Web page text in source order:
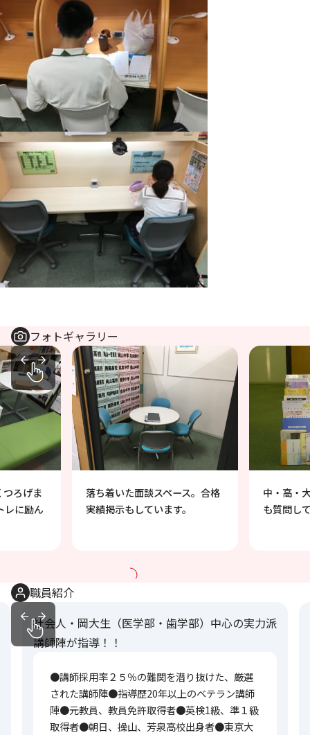
フォトギャラリー
つろげま
レに励ん
落ち着いた面談スペース。合格
実績掲示もしています。
中・高・
も質問し
職員紹介
社会人・岡大生（医学部・歯学部）中心の実力派
講師陣が指導！！
●講師採用率２５％の難関を潜り抜けた、厳選
された講師陣●指導歴20年以上のベテラン講師
陣●元教員、教員免許取得者●英検1級、準１級
取得者●朝日、操山、芳泉高校出身者●東京大